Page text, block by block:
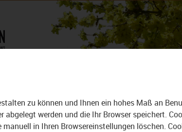
zu können und Ihnen ein hohes Maß an
abgelegt werden und die Ihr Browser speichert.
in Ihren Browsereinstellungen löschen.